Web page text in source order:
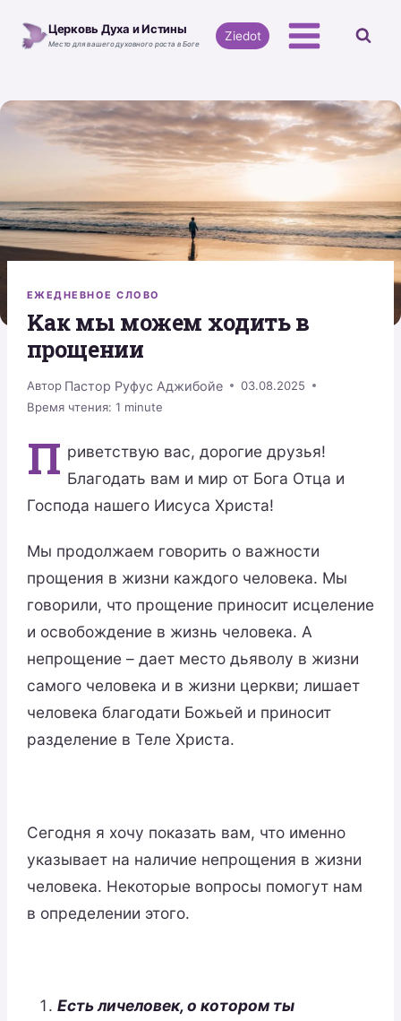
Церковь Духа и Истины
Место для вашего духовного роста в Боге
Ziedot
ЕЖЕДНЕВНОЕ СЛОВО
Kак мы можем ходить в
прощении
Автор Пастор Руфус Аджибойе
03.08.2025
Время чтения: 1 minute
П риветствую вас, дорогие друзья!
Благодать вам и мир от Бога Отца и
Господа нашего Иисуса Христа!
Мы продолжаем говорить о важности
прощения в жизни каждого человека. Мы
говорили, что прощение приносит исцеление
и освобождение в жизнь человека. А
непрощение – дает место дьяволу в жизни
самого человека и в жизни церкви; лишает
человека благодати Божьей и приносит
разделение в Теле Христа.
Сегодня я хочу показать вам, что именно
указывает на наличие непрощения в жизни
человека. Некоторые вопросы помогут нам
в определении этого.
Есть личеловек, о котором ты